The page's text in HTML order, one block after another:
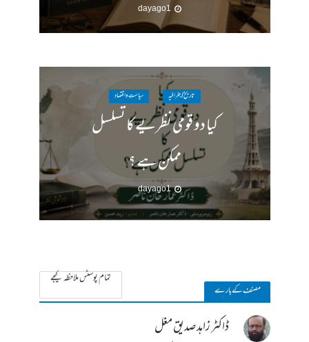
1 day ago
تاریخ / جغرافیہ سیاست واقتصاد
کیا دو قومی نظریے کا تسلسل
ممکن ہے ؟
1 day ago
مصنف کے بارے
تمام پوسٹس ملاحظہ کیجے
ڈاکٹر زاہد صدیق مغل